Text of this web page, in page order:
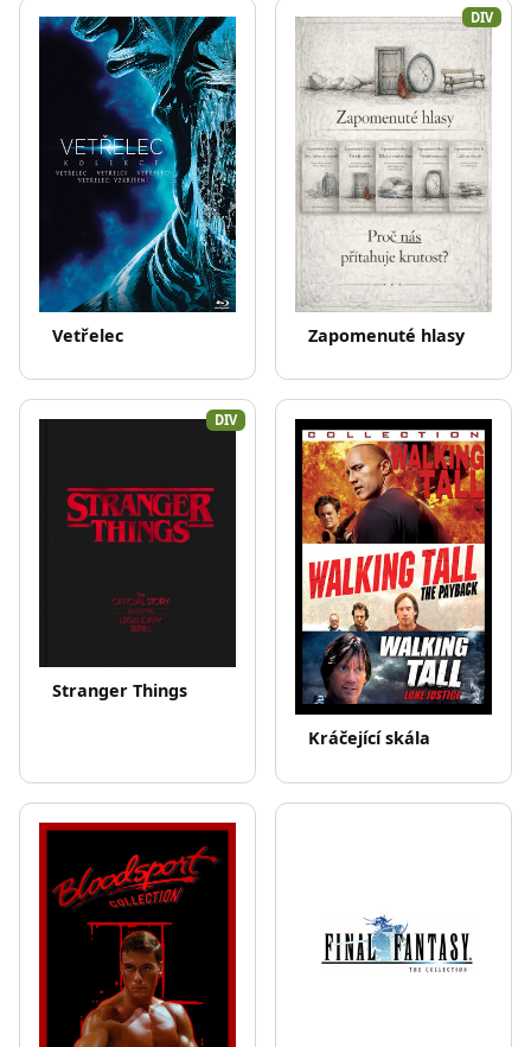
Vetřelec
DIV
Zapomenuté hlasy
DIV
Stranger Things
Kráčející skála